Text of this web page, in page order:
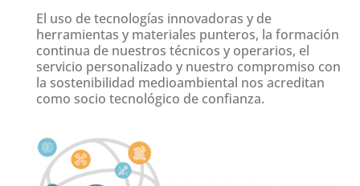
El uso de tecnologías innovadoras y de
herramientas y materiales punteros, la formación
continua de nuestros técnicos y operarios, el
servicio personalizado y nuestro compromiso con
la sostenibilidad medioambiental nos acreditan
como socio tecnológico de confianza.